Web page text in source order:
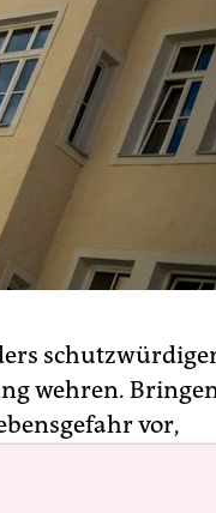
wehren.
vor,
genau